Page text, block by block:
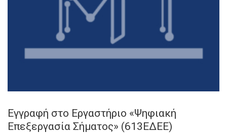
Εγγραφή στο Εργαστήριο «Ψηφιακή
Επεξεργασία Σήματος» (613ΕΔΕΕ)